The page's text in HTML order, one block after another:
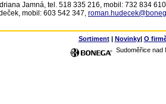
Jamná, tel. 518 335 216, mobil: 732 834
mobil: 603 542 347,
Sortiment| Novinky| O
Sudoměřice